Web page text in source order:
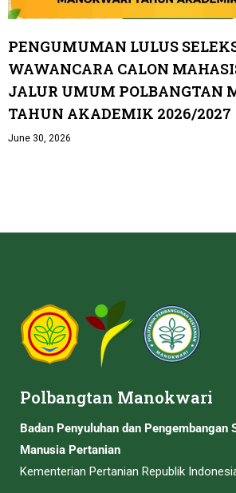
PENGUMUMAN LULUS
WAWANCARA CALON
JALUR UMUM POLBANGTAN
TAHUN AKADEMIK 2026/2027
June 30, 2026
Polbangtan Manokwari
Badan Penyuluhan dan Pengembangan
Manusia Pertanian
Kementerian Pertanian Republik